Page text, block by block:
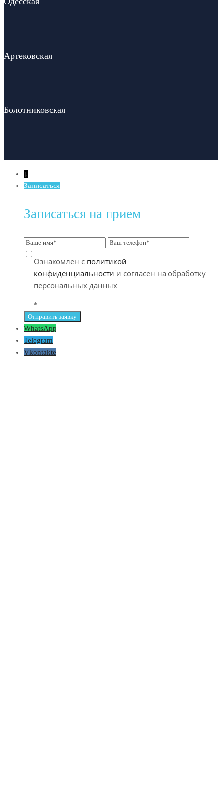
Артековская
Болотниковская
↓
Записаться
Записаться на прием
Ознакомлен с политикой
конфиденциальности и согласен на обработку
персональных данных
*
WhatsApp
Telegram
Vkontakte